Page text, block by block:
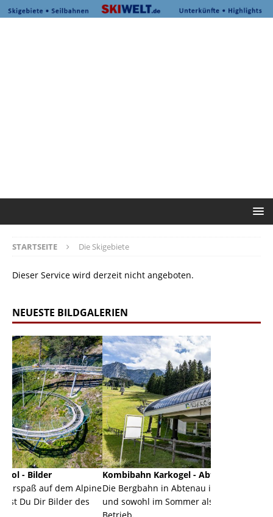
STARTSEITE Die Skigebiete
Dieser Service wird derzeit nicht angeboten.
NEUESTE BILDGALERIEN
Alpine
des
Kombibahn Karkogel - Abtenau - Salzburg
Die Bergbahn in Abtenau ist eine Kombibahn
und sowohl im Sommer als auch im Winter in